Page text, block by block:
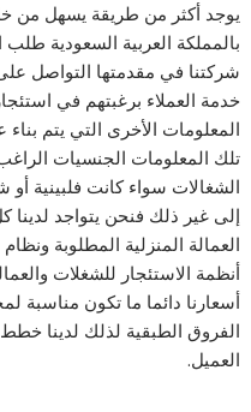
يوجد أكثر من طريقة يسهل من
بالمملكة العربية السعودية طلب
شركتنا في مقدمتها التواصل
خدمة العملاء برغبتهم في
المعلومات الأخرى التي يتم
تلك المعلومات الجنسيات
الشغالات سواء كانت فلبينية
إلى غير ذلك فنحن يتواجد
العمالة المنزلية المطلوبة
أنظمة الاستئجار للشغلات
أسعارنا دائما ما تكون مناسبة
الفروق الطبقية لذلك لدينا
العميل.